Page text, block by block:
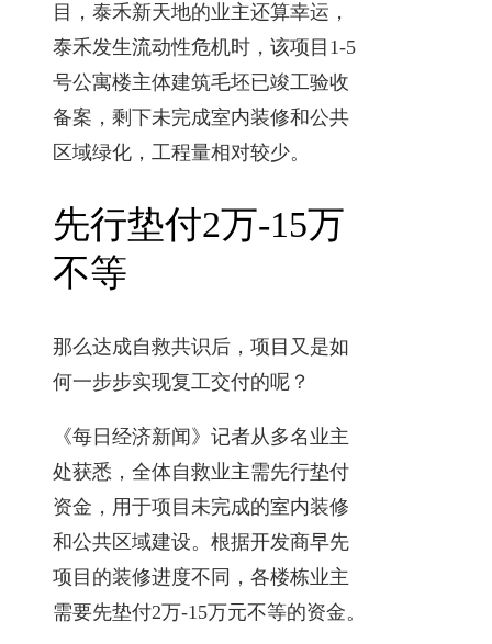
目，泰禾新天地的业主还算幸运，
泰禾发生流动性危机时，该项目1-5
号公寓楼主体建筑毛坯已竣工验收
备案，剩下未完成室内装修和公共
区域绿化，工程量相对较少。
先行垫付2万-15万
不等
那么达成自救共识后，项目又是如
何一步步实现复工交付的呢？
《每日经济新闻》记者从多名业主
处获悉，全体自救业主需先行垫付
资金，用于项目未完成的室内装修
和公共区域建设。根据开发商早先
项目的装修进度不同，各楼栋业主
需要先垫付2万-15万元不等的资金。